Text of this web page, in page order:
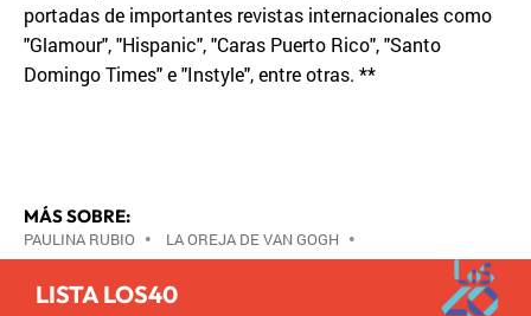
portadas de importantes revistas internacionales como
"Glamour", "Hispanic", "Caras Puerto Rico", "Santo
Domingo Times" e "Instyle", entre otras. **
MÁS SOBRE:
PAULINA RUBIO • LA OREJA DE VAN GOGH •
LISTA LOS40